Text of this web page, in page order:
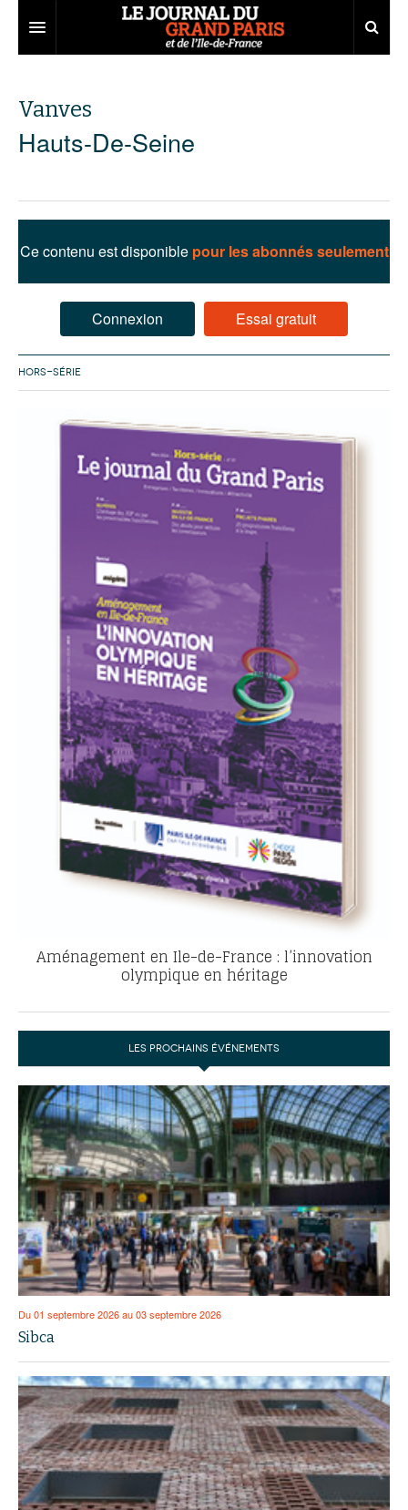
Territoires
Aménagement
Institutions
Services urbains
Entreprises
Emploi
Attractivité
Transport
Marchés publics
75
77
91
92
Carnet
Nominations
Agenda
Les Assises du Grand Paris
Ecouter les épisodes
Lire les résumés
Vanves
Hauts-De-Seine
Ce contenu est disponible pour les abonnés seulement
Connexion Essai gratuit
HORS-SÉRIE
Aménagement en Ile-de-France : l’innovation
olympique en héritage
LES PROCHAINS ÉVÉNEMENTS
Du 01 septembre 2026 au 03 septembre 2026
Sibca